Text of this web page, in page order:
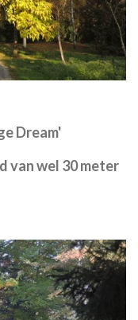
Dream'
van wel 30 meter